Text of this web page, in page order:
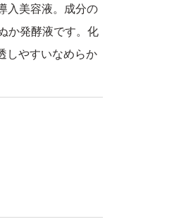
入美容液。成分の
か発酵液です。化
しやすいなめらか
/パラベンフリー/
/アレルギーテスト
はありません)/ス
ーや皮ふ刺激が
に反応させた成